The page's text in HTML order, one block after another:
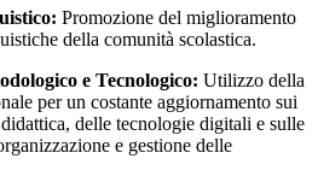
Promozione del miglioramento
della comunità scolastica.
e Tecnologico: Utilizzo della
per un costante aggiornamento sui
delle tecnologie digitali e sulle
e gestione delle